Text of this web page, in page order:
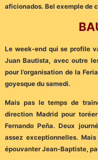
aficionados. Bel exemple de
Le week-end qui se profile
Juan Bautista, avec outre
pour l’organisation de la
goyesque du samedi.
Mais pas le temps de
direction Madrid pour
Fernando Peña. Deux
assez exceptionnelles.
épouvanter Jean-Baptiste,